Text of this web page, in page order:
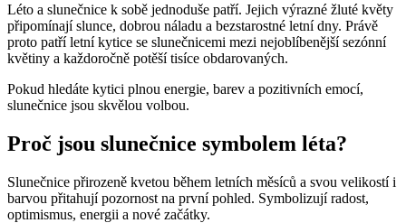
Léto a slunečnice k sobě jednoduše patří. Jejich výrazné žluté květy
připomínají slunce, dobrou náladu a bezstarostné letní dny. Právě
proto patří letní kytice se slunečnicemi mezi nejoblíbenější sezónní
květiny a každoročně potěší tisíce obdarovaných.
Pokud hledáte kytici plnou energie, barev a pozitivních emocí,
slunečnice jsou skvělou volbou.
Proč jsou slunečnice symbolem léta?
Slunečnice přirozeně kvetou během letních měsíců a svou velikostí i
barvou přitahují pozornost na první pohled. Symbolizují radost,
optimismus, energii a nové začátky.